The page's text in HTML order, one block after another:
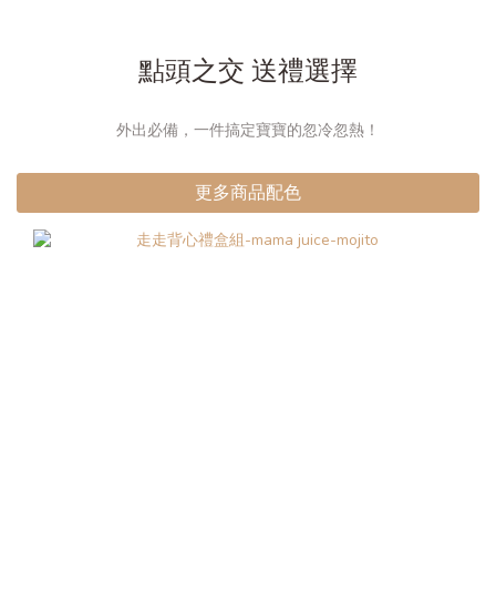
點頭之交 送禮選擇
外出必備，一件搞定寶寶的忽冷忽熱！
更多商品配色